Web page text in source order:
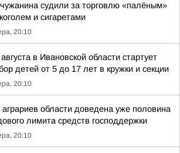
судили за торговлю «палёным»
и сигаретами
20:10
в Ивановской области стартует
детей от 5 до 17 лет в кружки и секции
20:10
области доведена уже половина
лимита средств господдержки
20:10